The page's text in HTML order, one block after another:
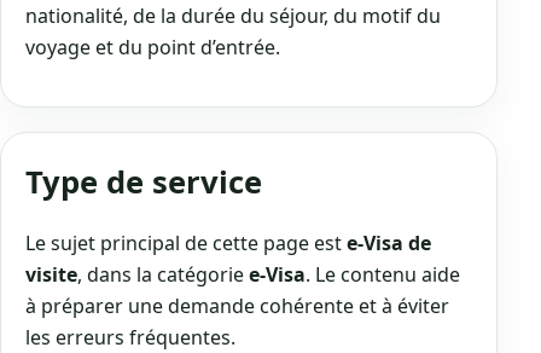
nationalité, de la durée du séjour, du motif du
voyage et du point d’entrée.
Type de service
Le sujet principal de cette page este-Visa de
visite, dans la catégoriee-Visa. Le contenu aide
à préparer une demande cohérente et à éviter
les erreurs fréquentes.